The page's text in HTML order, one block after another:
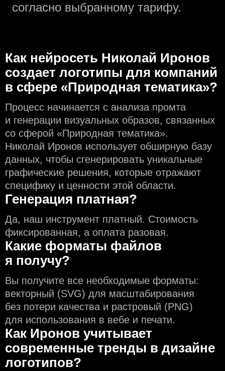
согласно выбранному тарифу.
Как нейросеть Николай Иронов
создаeт логотипы для компаний
в сфере «Природная тематика»?
Процесс начинается с анализа промта
и генерации визуальных образов, связанных
со сферой «Природная тематика».
Николай Иронов использует обширную базу
данных, чтобы сгенерировать уникальные
графические решения, которые отражают
специфику и ценности этой области.
Генерация платная?
Да, наш инструмент платный. Стоимость
фиксированная, а оплата разовая.
Какие форматы файлов
я получу?
Вы получите все необходимые форматы:
векторный (SVG) для масштабирования
без потери качества и растровый (PNG)
для использования в вебе и печати.
Как Иронов учитывает
современные тренды в дизайне
логотипов?